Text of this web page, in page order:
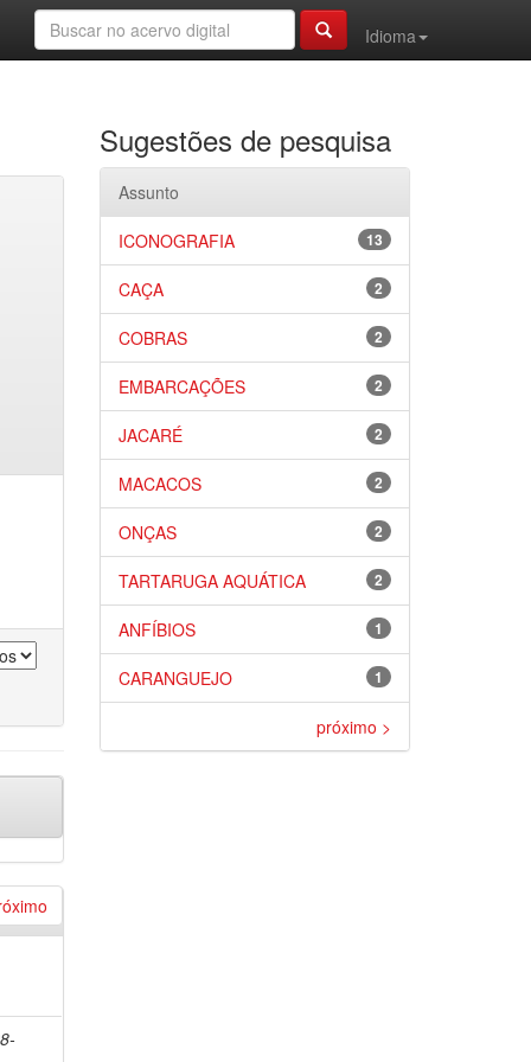
Idioma
Sugestões de pesquisa
Assunto
13
ICONOGRAFIA
2
CAÇA
2
COBRAS
2
EMBARCAÇÕES
2
JACARÉ
2
MACACOS
2
ONÇAS
2
TARTARUGA AQUÁTICA
1
ANFÍBIOS
1
CARANGUEJO
próximo >